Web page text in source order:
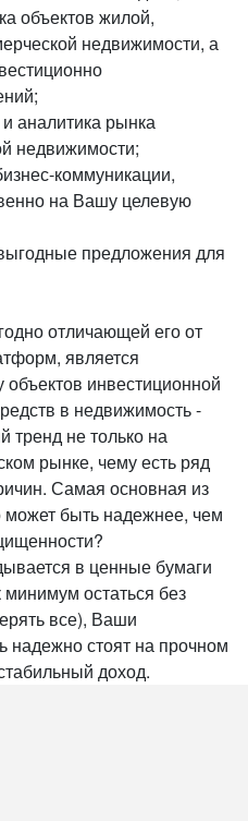
объектов жилой,
недвижимости, а
аналитика рынка
недвижимости;
коммуникации,
на Вашу целевую
предложения для
отличающей его от
является
инвестиционной
в недвижимость -
тренд не только на
рынке, чему есть ряд
Самая основная из
может быть надежнее, чем
в ценные бумаги
остаться без
все), Ваши
надежно стоят на прочном
доход.